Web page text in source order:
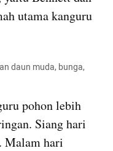
utama kanguru
daun muda, bunga,
pohon lebih
Siang hari
Malam hari